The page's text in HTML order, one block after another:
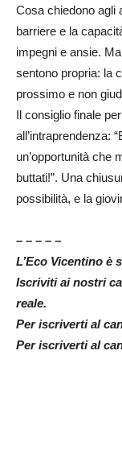
Cosa chiedono agli
barriere e la
impegni e ansie.
sentono propria: la
prossimo e non
Il consiglio finale
all’intraprendenza:
un’opportunità che
buttati!”. Una
possibilità, e la
– – – – –
L’Eco Vicentino è
Iscriviti ai nostri
reale.
Per iscriverti al
Per iscriverti al